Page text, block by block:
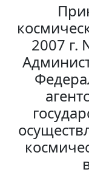
2007 г.